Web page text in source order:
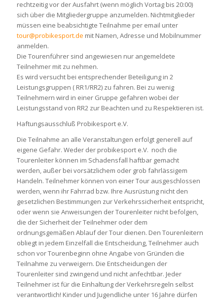
rechtzeitig vor der Ausfahrt (wenn möglich Vortag bis 20:00)
sich über die Mitgliedergruppe anzumelden. Nichtmitglieder
müssen eine beabsichtigte Teilnahme per email unter
tour@probikesport.de mit Namen, Adresse und Mobilnummer
anmelden.
Die Tourenführer sind angewiesen nur angemeldete
Teilnehmer mit zu nehmen.
Es wird versucht bei entsprechender Beteiligung in 2
Leistungsgruppen ( RR1/RR2) zu fahren. Bei zu wenig
Teilnehmern wird in einer Gruppe gefahren wobei der
Leistungsstand von RR2 zur Beachten und zu Respektieren ist.
Haftungsausschluß Probikesport e.V.
Die Teilnahme an alle Veranstaltungen erfolgt generell auf
eigene Gefahr. Weder der probikesport e.V. noch die
Tourenleiter können im Schadensfall haftbar gemacht
werden, außer bei vorsätzlichem oder grob fahrlässigem
Handeln. Teilnehmer können von einer Tour ausgeschlossen
werden, wenn ihr Fahrrad bzw. Ihre Ausrüstung nicht den
gesetzlichen Bestimmungen zur Verkehrssicherheit entspricht,
oder wenn sie Anweisungen der Tourenleiter nicht befolgen,
die der Sicherheit der Teilnehmer oder dem
ordnungsgemäßen Ablauf der Tour dienen. Den Tourenleitern
obliegt in jedem Einzelfall die Entscheidung, Teilnehmer auch
schon vor Tourenbeginn ohne Angabe von Gründen die
Teilnahme zu verweigern. Die Entscheidungen der
Tourenleiter sind zwingend und nicht anfechtbar. Jeder
Teilnehmer ist für die Einhaltung der Verkehrsregeln selbst
verantwortlich! Kinder und Jugendliche unter 16 Jahre dürfen